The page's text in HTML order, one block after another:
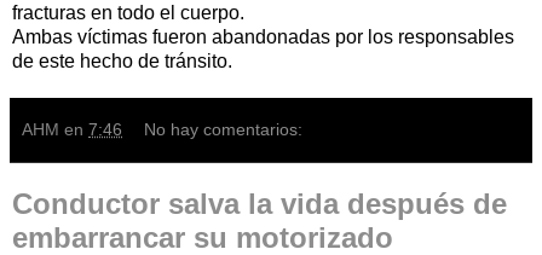
fracturas en todo el cuerpo.
Ambas víctimas fueron abandonadas por los responsables
de este hecho de tránsito.
AHM en 7:46 No hay comentarios:
Conductor salva la vida después de
embarrancar su motorizado